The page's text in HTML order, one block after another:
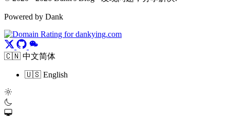
Powered by Dank
🇨🇳 中文简体
🇺🇸 English